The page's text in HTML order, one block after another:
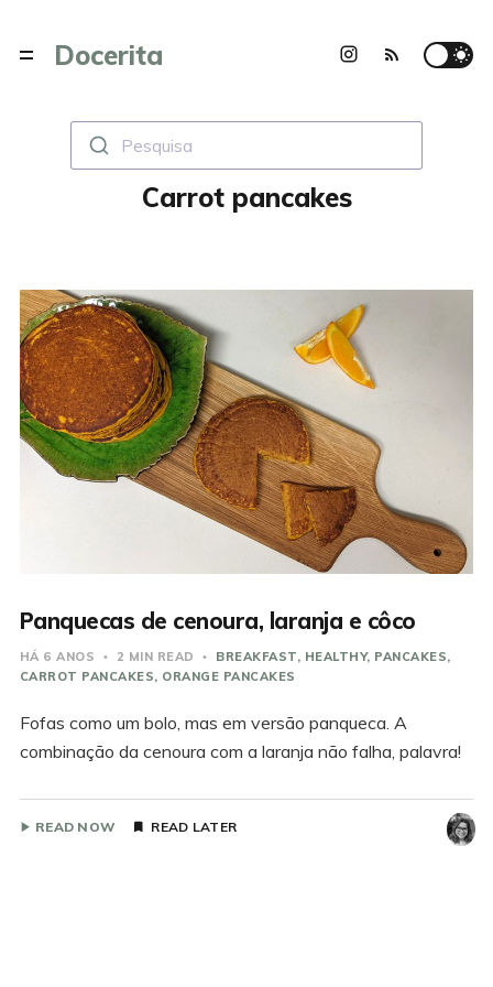
Docerita
Pesquisa
Carrot pancakes
Panquecas de cenoura, laranja e côco
HÁ 6 ANOS 2 MIN READ BREAKFAST HEALTHY PANCAKES
CARROT PANCAKES
ORANGE PANCAKES
Fofas como um bolo, mas em versão panqueca. A
combinação da cenoura com a laranja não falha, palavra!
READ NOW READ LATER